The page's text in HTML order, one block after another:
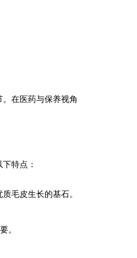
在医药与保养视角
特点：
毛皮生长的基石。
。